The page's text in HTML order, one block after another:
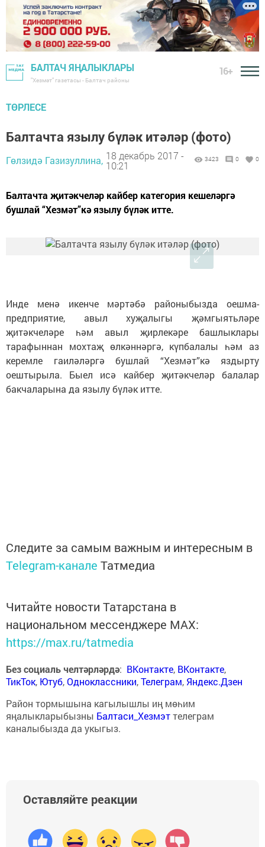
БАЛТАЧ ЯҢАЛЫКЛАРЫ
"Хезмәт" газетасы - Балтач районы
16+
ТӨРЛЕСЕ
Балтачта язылу бүләк итәләр (фото)
Гөлзидә Газизуллина, 18 декабрь 2017 -
10:21
3423 0 0
Балтачта җитәкчеләр кайбер категория кешеләргә
бушлай “Хезмәт”кә язылу бүләк итте.
Инде менә икенче мәртәбә районыбызда оешма-
предприятие, авыл хуҗалыгы җәмгыятьләре
җитәкчеләре һәм авыл җирлекәре башлыклары
тарафыннан мохтаҗ өлкәннәргә, күпбалалы һәм аз
керемле гаиләләргә бушлай “Хезмәт”кә яздырту
оештырыла. Быел исә кайбер җитәкчеләр балалар
бакчаларына да язылу бүләк итте.
Следите за самым важным и интересным в
Telegram-канале Татмедиа
Читайте новости Татарстана в
национальном мессенджере MАХ:
https://max.ru/tatmedia
Без социаль челтәрләрдә: ВКонтакте, ВКонтакте,
ТикТок, Ютуб,Одноклассники,Телеграм, Яндекс.Дзен
Район тормышына кагылышлы иң мөһим
яңалыкларыбызны Балтаси_Хезмэттелеграм
каналыбызда да укыгыз.
Оставляйте реакции